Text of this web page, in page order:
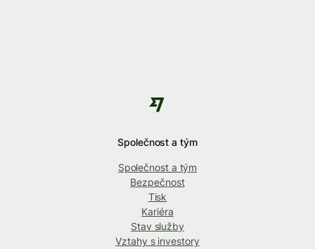
Společnost a tým
Společnost a tým
Bezpečnost
Tisk
Kariéra
Stav služby
Vztahy s investory